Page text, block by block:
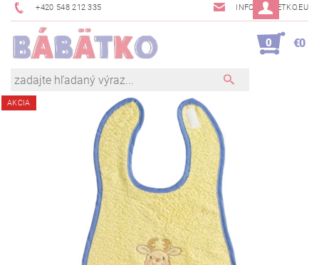
+420 548 212 335 INFO@BABETKO.EU
0 €0
AKCIA